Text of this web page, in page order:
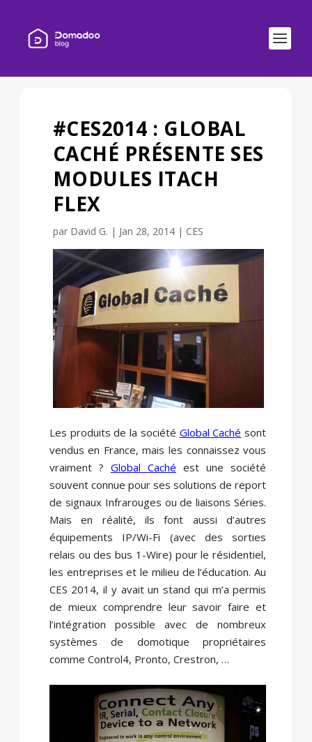
#CES2014 : GLOBAL
CACHÉ PRÉSENTE SES
MODULES ITACH
FLEX
par David G. | Jan 28, 2014| CES
Les produits de la société Global Caché sont
vendus en France, mais les connaissez vous
vraiment ? Global Caché est une société
souvent connue pour ses solutions de report
de signaux Infrarouges ou de liaisons Séries.
Mais en réalité, ils font aussi d’autres
équipements IP/Wi-Fi (avec des sorties
relais ou des bus 1-Wire) pour le résidentiel,
les entreprises et le milieu de l’éducation. Au
CES 2014, il y avait un stand qui m’a permis
de mieux comprendre leur savoir faire et
l’intégration possible avec de nombreux
systèmes de domotique propriétaires
comme Control4, Pronto, Crestron, …